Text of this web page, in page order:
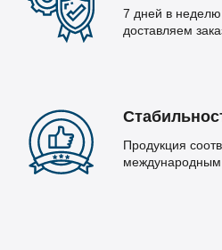
7 дней в
доставляем
Продукция
международным